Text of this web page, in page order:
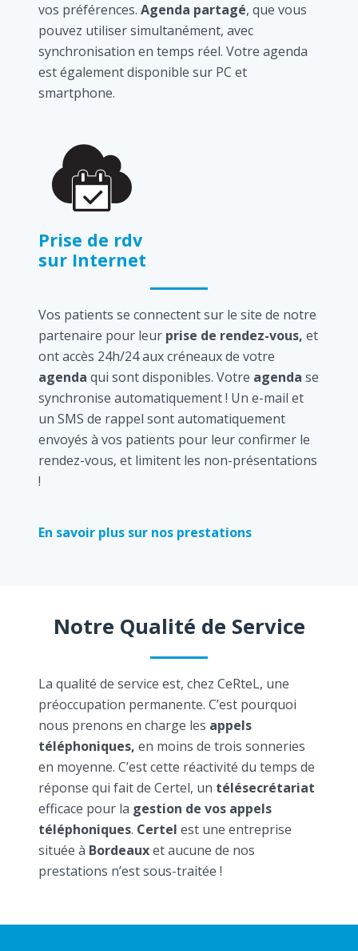
vos préférences. Agenda partagé, que vous
pouvez utiliser simultanément, avec
synchronisation en temps réel. Votre agenda
est également disponible sur PC et
smartphone.
Prise de rdv
sur Internet
Vos patients se connectent sur le site de notre
partenaire pour leur prise de rendez-vous, et
ont accès 24h/24 aux créneaux de votre
agenda qui sont disponibles. Votre agenda se
synchronise automatiquement ! Un e-mail et
un SMS de rappel sont automatiquement
envoyés à vos patients pour leur confirmer le
rendez-vous, et limitent les non-présentations
!
En savoir plus sur nos prestations
Notre Qualité de Service
La qualité de service est, chez CeRteL, une
préoccupation permanente. C’est pourquoi
nous prenons en charge les appels
téléphoniques, en moins de trois sonneries
en moyenne. C’est cette réactivité du temps de
réponse qui fait de Certel, un télésecrétariat
efficace pour la gestion de vos appels
téléphoniques. Certel est une entreprise
située à Bordeauxet aucune de nos
prestations n’est sous-traitée !